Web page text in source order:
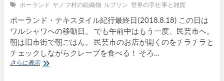
ポーランド ヤノフ村の絵織物 ルブリン 世界の手仕事と雑貨
ポーランド・テキスタイル紀行最終日(2018.8.18) この日は
ワルシャワへの移動日。 でも午前中はもう一度、民芸市へ。
朝は旧市街で朝ごはん。 民芸市のお店が開くのをチラチラと
チェックしながらクレープを食べる！ そろ…
さらに表示ポ